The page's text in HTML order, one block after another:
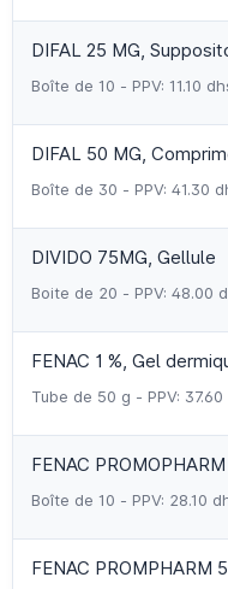
DIFAL 25 MG,
Boîte de 10 - PPV: 11.10
DIFAL 50 MG,
Boîte de 30 - PPV: 41.30
DIVIDO 75MG, Gellule
Boite de 20 - PPV: 48.00
FENAC 1 %, Gel
Tube de 50 g - PPV: 37.60
FENAC
Boîte de 10 - PPV: 28.10
FENAC PROMPHARM